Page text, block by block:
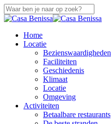
Overslaan
naar
Sluiten
zoek
Menu
Home
Locatie
Bezienswaardigheden
Faciliteiten
Geschiedenis
Klimaat
Locatie
Omgeving
Activiteiten
Betaalbare restaurants